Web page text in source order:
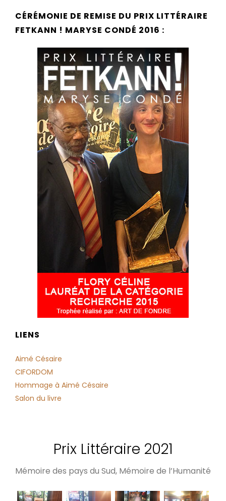
CÉRÉMONIE DE REMISE DU PRIX LITTÉRAIRE
FETKANN ! MARYSE CONDÉ 2016 :
LIENS
Aimé Césaire
CIFORDOM
Hommage à Aimé Césaire
Salon du livre
Prix Littéraire 2021
Mémoire des pays du Sud, Mémoire de l’Humanité